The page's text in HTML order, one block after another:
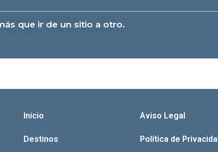
que ir de un sitio a otro.
Inicio
Destinos
Aviso Legal
Política de